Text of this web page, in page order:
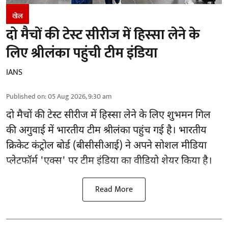
खेल
दो मैचों की टेस्ट सीरीज में हिस्सा लेने के
लिए श्रीलंका पहुंची टीम इंडिया
IANS
Published on:05 Aug 2026, 9:30 am
दो मैचों की टेस्ट सीरीज में हिस्सा लेने के लिए शुभमन गिल
की अगुवाई में भारतीय टीम श्रीलंका पहुंच गई है। भारतीय
क्रिकेट कंट्रोल बोर्ड (बीसीसीआई) ने अपने सोशल मीडिया
प्लेटफॉर्म 'एक्स' पर टीम इंडिया का वीडियो शेयर किया है।
Read More